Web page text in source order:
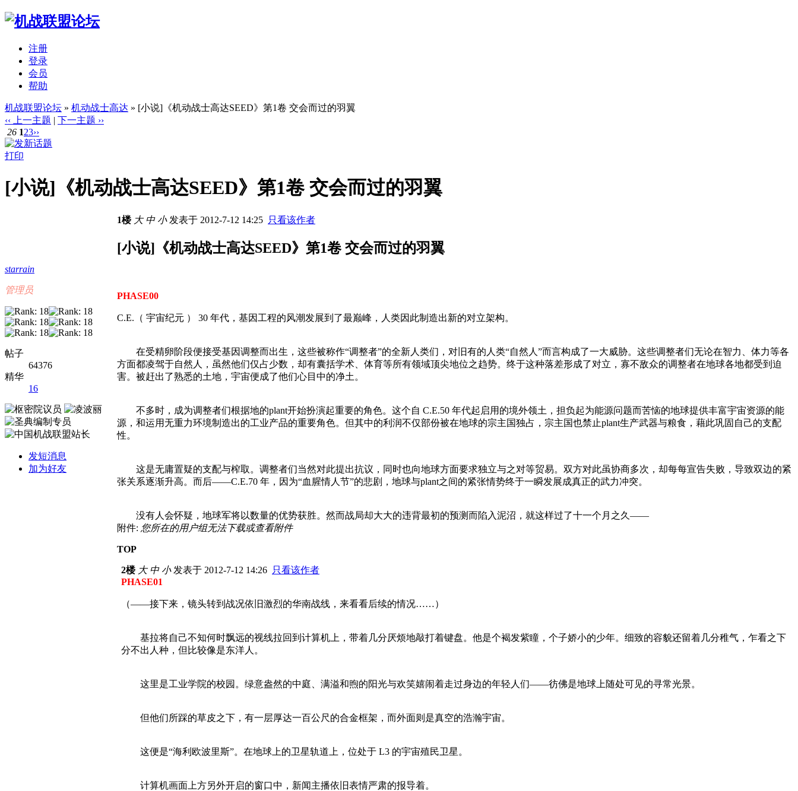
注册
登录
会员
帮助
机战联盟论坛 » 机动战士高达 » [小说]《机动战士高达SEED》第1卷 交会而过的羽翼
‹‹ 上一主题 | 下一主题 ››
26 123››
打印
[小说]《机动战士高达SEED》第1卷 交会而过的羽翼
starrain
管理员
帖子
64376
精华
16
发短消息
加为好友
1楼 大 中 小发表于 2012-7-12 14:25 只看该作者
[小说]《机动战士高达SEED》第1卷 交会而过的羽翼
PHASE00
C.E.（ 宇宙纪元 ） 30 年代，基因工程的风潮发展到了最巅峰，人类因此制造出新的对立架构。
在受精卵阶段便接受基因调整而出生，这些被称作“调整者”的全新人类们，对旧有的人类“自然人”而言构成了一大威胁。这些调整者们无论在智力、体力等各
方面都凌驾于自然人，虽然他们仅占少数，却有囊括学术、体育等所有领域顶尖地位之趋势。终于这种落差形成了对立，寡不敌众的调整者在地球各地都受到迫
害。被赶出了熟悉的土地，宇宙便成了他们心目中的净土。
不多时，成为调整者们根据地的plant开始扮演起重要的角色。这个自 C.E.50 年代起启用的境外领土，担负起为能源问题而苦恼的地球提供丰富宇宙资源的能
源，和运用无重力环境制造出的工业产品的重要角色。但其中的利润不仅部份被在地球的宗主国独占，宗主国也禁止plant生产武器与粮食，藉此巩固自己的支配
性。
这是无庸置疑的支配与榨取。调整者们当然对此提出抗议，同时也向地球方面要求独立与之对等贸易。双方对此虽协商多次，却每每宣告失败，导致双边的紧
张关系逐渐升高。而后——C.E.70 年，因为“血腥情人节”的悲剧，地球与plant之间的紧张情势终于一瞬发展成真正的武力冲突。
没有人会怀疑，地球军将以数量的优势获胜。然而战局却大大的违背最初的预测而陷入泥沼，就这样过了十一个月之久——
附件: 您所在的用户组无法下载或查看附件
TOP
2楼 大 中 小发表于 2012-7-12 14:26 只看该作者
PHASE01
（——接下来，镜头转到战况依旧激烈的华南战线，来看看后续的情况……）
基拉将自己不知何时飘远的视线拉回到计算机上，带着几分厌烦地敲打着键盘。他是个褐发紫瞳，个子娇小的少年。细致的容貌还留着几分稚气，乍看之下
分不出人种，但比较像是东洋人。
这里是工业学院的校园。绿意盎然的中庭、满溢和煦的阳光与欢笑嬉闹着走过身边的年轻人们——彷佛是地球上随处可见的寻常光景。
但他们所踩的草皮之下，有一层厚达一百公尺的合金框架，而外面则是真空的浩瀚宇宙。
这便是“海利欧波里斯”。在地球上的卫星轨道上，位处于 L3 的宇宙殖民卫星。
计算机画面上方另外开启的窗口中，新闻主播依旧表情严肃的报导着。